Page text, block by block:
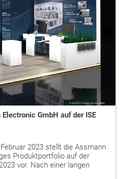
GmbH auf der ISE
2023 stellt die Assmann
Produktportfolio auf der
vor. Nach einer langen